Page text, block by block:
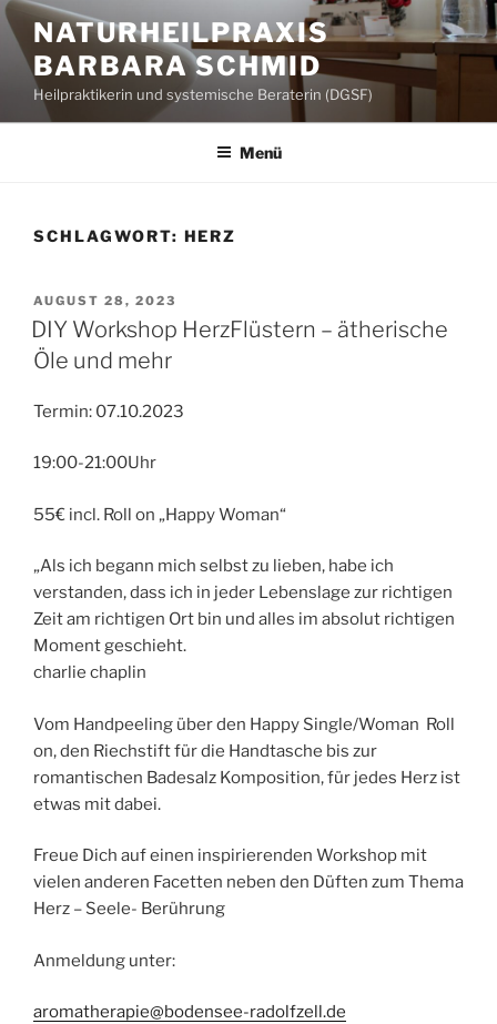
Zum
Inhalt
springen
NATURHEILPRAXIS
BARBARA SCHMID
Heilpraktikerin und systemische Beraterin (DGSF)
Menü
SCHLAGWORT: HERZ
VERÖFFENTLICHT
AM
AUGUST 28, 2023
DIY Workshop HerzFlüstern – ätherische
Öle und mehr
Termin: 07.10.2023
19:00-21:00Uhr
55€ incl. Roll on „Happy Woman“
„Als ich begann mich selbst zu lieben, habe ich
verstanden, dass ich in jeder Lebenslage zur richtigen
Zeit am richtigen Ort bin und alles im absolut richtigen
Moment geschieht.
charlie chaplin
Vom Handpeeling über den Happy Single/Woman Roll
on, den Riechstift für die Handtasche bis zur
romantischen Badesalz Komposition, für jedes Herz ist
etwas mit dabei.
Freue Dich auf einen inspirierenden Workshop mit
vielen anderen Facetten neben den Düften zum Thema
Herz – Seele- Berührung
Anmeldung unter:
aromatherapie@bodensee-radolfzell.de